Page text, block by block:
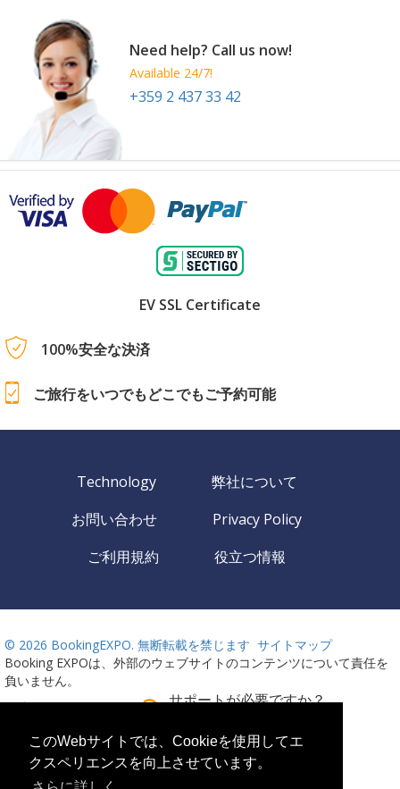
このWebサイトでは、Cookieを使用してエ
クスペリエンスを向上させています。
Need help? Call us now!
Available 24/7!
+359 2 437 33 42
EV SSL Certificate
100%安全な決済
ご旅行をいつでもどこでもご予約可能
Technology
弊社について
お問い合わせ
Privacy Policy
ご利用規約
役立つ情報
© 2026 BookingEXPO. 無断転載を禁じます サイトマップ
Booking EXPOは、外部のウェブサイトのコンテンツについて責任を
負いません。
語言
サポートが必要ですか？
24時間週7日ご利用可能
+359 2 437 33 42